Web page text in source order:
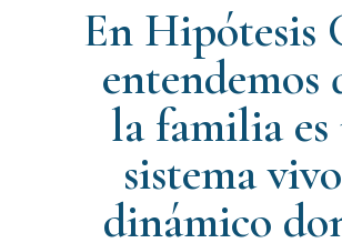
En Hipótesis
entendemos
la familia es
sistema
dinámico